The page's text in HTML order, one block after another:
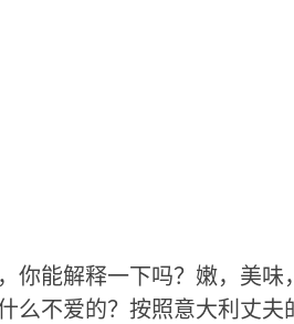
你能解释一下吗？嫩，美
么不爱的？按照意大利丈